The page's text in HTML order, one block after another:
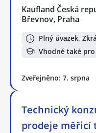
Kaufland Česká
Břevnov, Praha
Plný úvazek,
Vhodné také
Zveřejněno: 7. srpna
Technický
prodeje měřicí